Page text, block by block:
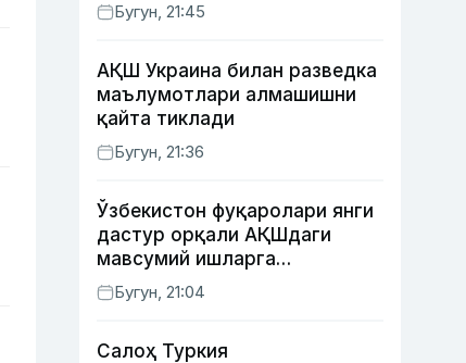
Бугун, 21:45
АҚШ Украина билан разведка
маълумотлари алмашишни
қайта тиклади
Бугун, 21:36
Ўзбекистон фуқаролари янги
дастур орқали АҚШдаги
мавсумий ишларга
тайёрланади ва
жойлаштирилади
Бугун, 21:04
Салоҳ Туркия